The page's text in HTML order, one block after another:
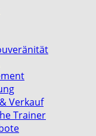
Verkauf
Trainer